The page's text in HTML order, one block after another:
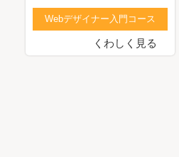
Webデザイナー入門コース
くわしく見る